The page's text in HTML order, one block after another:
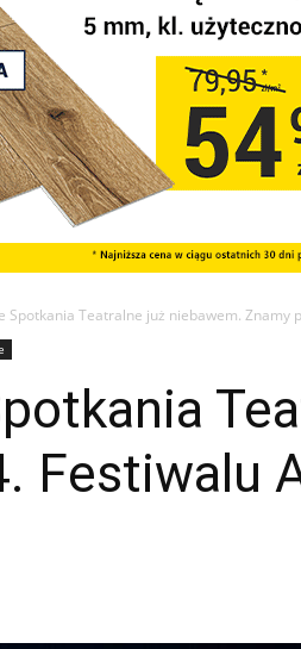
Spotkania Teatralne już niebawem. Znamy
Festiwalu